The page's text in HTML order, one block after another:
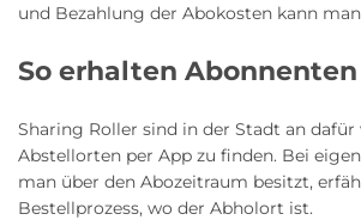
und Bezahlung der Abokosten kann
So erhalten
Sharing Roller sind in der Stadt an dafür
Abstellorten per App zu finden. Bei
man über den Abozeitraum besitzt,
Bestellprozess, wo der Abholort ist.